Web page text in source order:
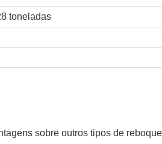
toneladas
sobre outros tipos de